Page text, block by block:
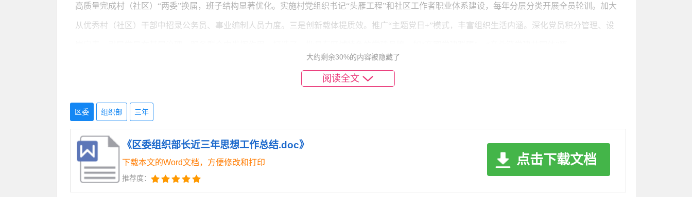
高质量完成村（社区）“两委”换届，班子结构显著优化。实施村党组织书记“头雁工程”和社区工作者职业体系建设，每年分层分类开展全员轮训。加大
从优秀村（社区）干部中招录公务员、事业编制人员力度。三是创新载体提质效。推广“主题党日+”模式，丰富组织生活内涵。深化党员积分管理、设
（三）强化引育用留，打造近悦远来的人才发展高地。坚持党管人才原则，实施更加积极、开放、有效的人才政策。一是精准引才。围绕全区主导
需紧缺人才1200余名。二是系统育才。加强与高校、科研院所合作，共建产业研究院、技术转移中心等平台6个。实施本土人才培养计划，遴选支持一
批优秀企业家、专业技术人才、高技能人才和乡土人才。三是用心留才。完善党委联系服务专家制度，落实人才安居、子女入学、医疗保健等优惠政
策。优化人才评价激励机制，营造尊重人才、求贤若渴的良好环境。我区入选省级以上人才计划人数连续三年保持增长。
（四）深化改革创新，提升组织工作科学化制度化水平。着眼于破解组织工作重点难点问题，推动理念创新、机制创新、方法创新。一是完善工作
大约剩余30%的内容被隐藏了
阅读全文
区委 组织部 三年
《区委组织部长近三年思想工作总结.doc》
下载本文的Word文档，方便修改和打印
推荐度：
点击下载文档